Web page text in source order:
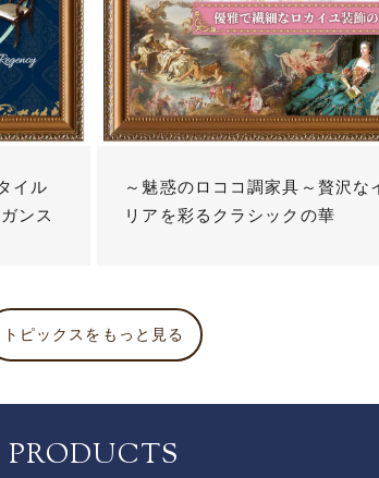
イル
ンス
～魅惑のロココ調家具～贅沢な
リアを彩るクラシックの華
トピックスをもっと見る
PRODUCTS